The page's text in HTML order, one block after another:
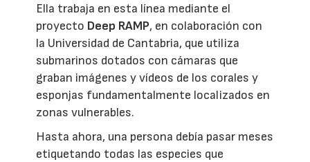
Ella trabaja en esta línea mediante el
proyecto Deep RAMP, en colaboración con
la Universidad de Cantabria, que utiliza
submarinos dotados con cámaras que
graban imágenes y vídeos de los corales y
esponjas fundamentalmente localizados en
zonas vulnerables.
Hasta ahora, una persona debía pasar meses
etiquetando todas las especies que